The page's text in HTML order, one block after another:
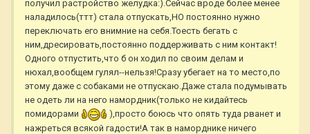
получил растройство желудка:).Сейчас вроде более менее
наладилось(ттт) стала отпускать,НО постоянно нужно
переключать его внимние на себя.Тоесть бегать с
ним,дресировать,постоянно поддерживать с ним контакт!
Одного отпустить,что б он ходил по своим делам и
нюхал,вообщем гулял--нельзя!Сразу убегает на то место,по
этому даже с собаками не отпускаю.Даже стала подумывать
не одеть ли на него намордник(только не кидайтесь
помидорами
),просто боюсь что опять туда рванет и
нажреться всякой гадости!А так в наморднике ничего